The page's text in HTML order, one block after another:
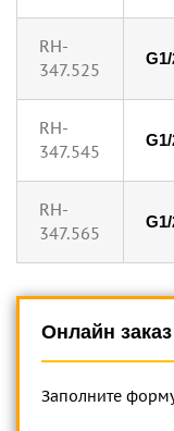
RH-
347.525
RH-
347.545
RH-
347.565
Онлайн
Заполните